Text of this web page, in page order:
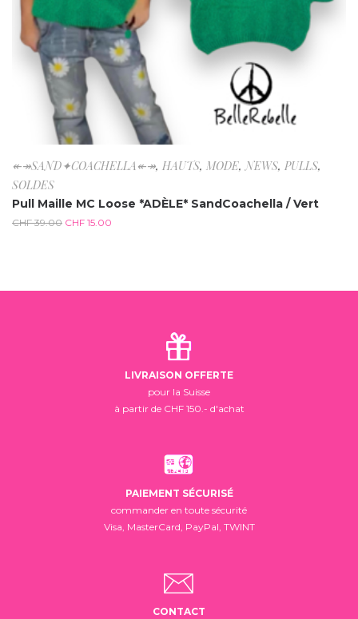
↞↠SAND✦COACHELLA↞↠, HAUTS, MODE,NEWS, PULLS,
SOLDES
Pull Maille MC Loose *ADÈLE* SandCoachella / Vert
CHF39.00 CHF 15.00
LIVRAISON OFFERTE
pour la Suisse
à partir de CHF 150.- d'achat
PAIEMENT SÉCURISÉ
commander en toute sécurité
Visa, MasterCard, PayPal, TWINT
CONTACT